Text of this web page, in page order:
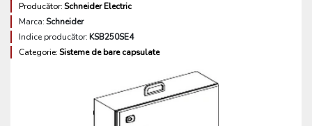
Producător:Schneider Electric
Marca:Schneider
Indice producător:KSB250SE4
Categorie:Sisteme de bare capsulate